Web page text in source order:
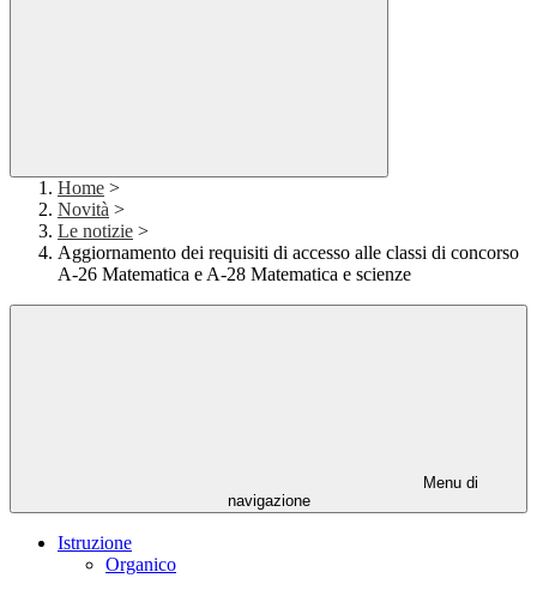
Home >
Novità >
Le notizie >
Aggiornamento dei requisiti di accesso alle classi di concorso
A-26 Matematica e A-28 Matematica e scienze
Menu di
navigazione
Istruzione
Organico